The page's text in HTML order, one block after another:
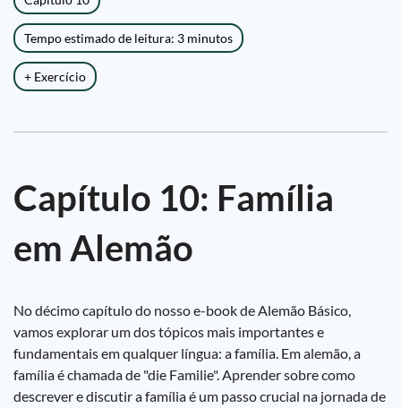
Tempo estimado de leitura: 3 minutos
+ Exercício
Capítulo 10: Família
em Alemão
No décimo capítulo do nosso e-book de Alemão Básico,
vamos explorar um dos tópicos mais importantes e
fundamentais em qualquer língua: a família. Em alemão, a
família é chamada de "die Familie". Aprender sobre como
descrever e discutir a família é um passo crucial na jornada de